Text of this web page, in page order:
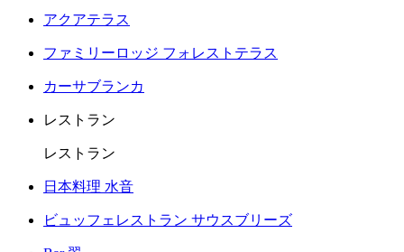
アクアテラス
ファミリーロッジ フォレストテラス
カーサブランカ
レストラン
レストラン
日本料理 水音
ビュッフェレストラン サウスブリーズ